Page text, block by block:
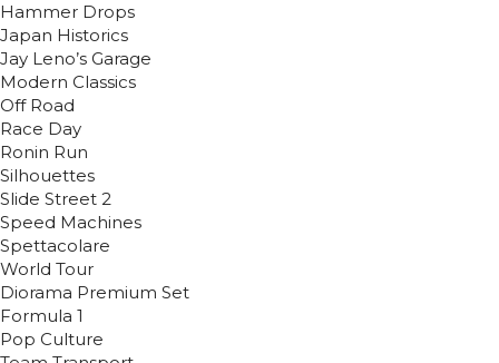
Hammer Drops
Japan Historics
Jay Leno’s Garage
Modern Classics
Off Road
Race Day
Ronin Run
Silhouettes
Slide Street 2
Speed Machines
Spettacolare
World Tour
Diorama Premium Set
Formula 1
Pop Culture